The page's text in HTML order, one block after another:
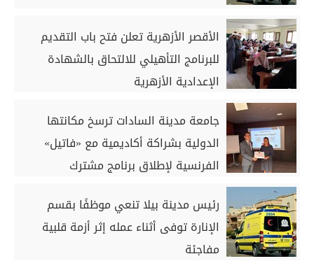
الأقصر الأزهرية تعلن فتح باب التقديم
للبرنامج التأهيلي للالتحاق بالشهادة
الإعدادية الأزهرية
جامعة مدينة السادات ترسخ مكانتها
الدولية بشراكة أكاديمية مع «فاتيل»
الفرنسية لإطلاق برنامج مشترك
رئيس مدينة بيلا تنعي موظفًا بقسم
الإنارة توفى أثناء عمله إثر أزمة قلبية
مفاجئة